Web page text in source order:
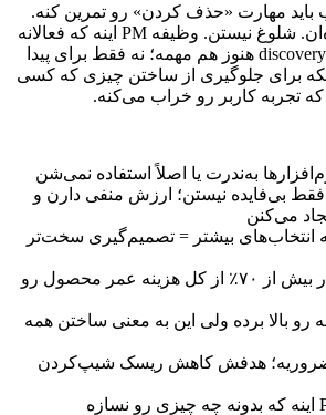
باید مهارت «حذف کردن» رو تمرین کنه.
شلوغ نیستن. وظیفه PM اینه که فعالانه
discovery هنوز هم مهمه؛ نه فقط برای پیدا
برای جلوگیری از ساختن چیزی که کسی
که تجربه کاربر رو خراب می‌کنه.
به‌ندرت یا اصلاً استفاده نمی‌شن
فقط بی‌فایده نیستن؛ ارزش منفی دارن و
می‌کنن
انتخاب‌های بیشتر = تصمیم‌گیری سخت‌تر
بیش از ۷۰٪ از کل هزینه عمر محصول رو
رو بالا برده ولی این به معنی ساختن همه
هدفش کاهش ریسک شیپ‌کردن
اینه که بدونه چه چیزی رو نسازه